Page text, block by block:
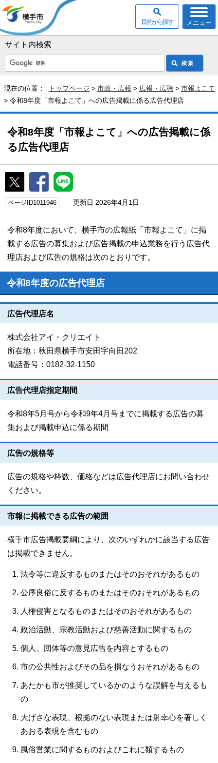
サイト内検索
メニュー
目的から探す
現在の位置： トップページ > 市政・広報 > 広報・広聴 > 市報よこて
> 令和8年度「市報よこて」への広告掲載に係る広告代理店
令和8年度「市報よこて」への広告掲載に係
る広告代理店
ページID1011946 更新日 2026年4月1日
令和8年度において、横手市の広報紙「市報よこて」に掲
載する広告の募集および広告掲載の申込業務を行う広告代
理店および広告の規格は次のとおりです。
令和8年度の広告代理店
広告代理店名
株式会社アイ・クリエイト
所在地：秋田県横手市安田字向田202
電話番号：0182-32-1150
広告代理店指定期間
令和8年5月号から令和9年4月号までに掲載する広告の募
集および掲載申込に係る期間
広告の規格等
広告の規格や枠数、価格などは広告代理店にお問い合わせ
ください。
市報に掲載できる広告の範囲
横手市広告掲載要綱により、次のいずれかに該当する広告
は掲載できません。
法令等に違反するものまたはそのおそれがあるもの
公序良俗に反するものまたはそのおそれがあるもの
人権侵害となるものまたはそのおそれがあるもの
政治活動、宗教活動および慈善活動に関するもの
個人、団体等の意見広告を内容とするもの
市の公共性およびその品を損なうおそれがあるもの
あたかも市が推奨しているかのような誤解を与えるも
の
大げさな表現、根拠のない表現または射幸心を著しく
あおる表現を含むもの
風俗営業に関するものおよびこれに類するもの